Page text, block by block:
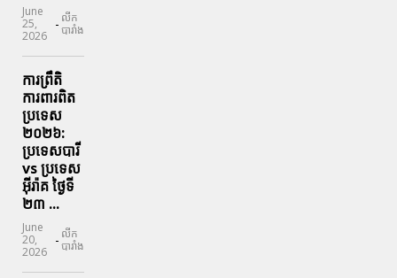
June
25,
2026
- លីក
បារាំង
ការព្រឹតិ
ការពារ​ពិត
ប្រទេស
២០២៦:
ប្រទេសបារី
vs ប្រទេស
អ៊ីរ៉ាគ ថ្ងៃទី​
២៣ ...
June
20,
2026
- លីក
បារាំង